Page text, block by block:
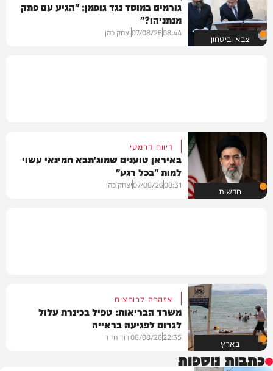
צבא וביטחון
גורמים במוסד נגד גופמן: "הגיע עם פתק
מנתניהו?"
08:44
07/08/26יצחק כהן
חדשות
דיווח דרמטי
באיראן טוענים שמוג'תבא חמינאי עשוי
למות "בכל רגע"
08:31
07/08/26יצחק כהן
בארץ
אזהרה לרוחצים
משרד הבריאות: טפיל בכינרת עלול
לגרום לפגיעה בראייה
22:35
06/08/26דוד חדד
כתבות נוספות